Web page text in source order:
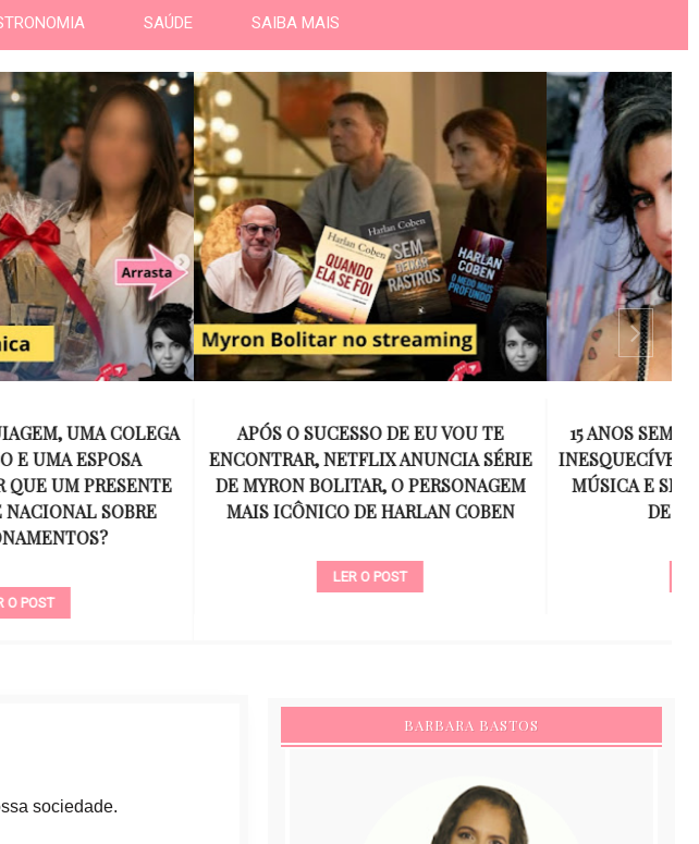
SAÚDE SAIBA MAIS
APÓS O SUCESSO DE EU VOU TE
NETFLIX ANUNCIA SÉRIE
MYRON BOLITAR, O PERSONAGEM
MAIS ICÔNICO DE HARLAN COBEN
15 ANOS SEM AMY WINEHOUSE: A VOZ
INESQUECÍVEL QUE REVOLUCIONOU A
MÚSICA E SE TORNOU UM SÍMBOLO
DE UMA GERAÇÃO
sociedade.
BARBARA BASTOS